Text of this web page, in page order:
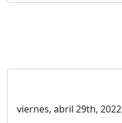
viernes, abril 29th, 2022